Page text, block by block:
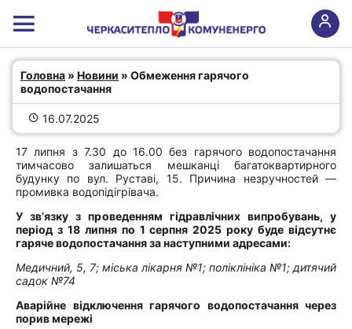
Обмеження гарячого
водопостачання
Головна » Новини » Обмеження гарячого
водопостачання
16.07.2025
17 липня з 7.30 до 16.00 без гарячого водопостачання
тимчасово залишаться мешканці багатоквартирного
будунку по вул. Руставі, 15. Причина незручностей —
промивка водопідігрівача.
У зв’язку з проведенням гідравлічних випробувань, у
період з 18 липня по 1 серпня 2025 року буде відсутнє
гаряче водопостачання за наступними адресами:
Медичний, 5, 7; міська лікарня №1; поліклініка №1; дитячий
садок №74
Аварійне відключення гарячого водопостачання через
порив мережі